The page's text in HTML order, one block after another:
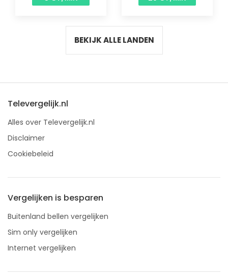
BEKIJK ALLE LANDEN
Televergelijk.nl
Alles over Televergelijk.nl
Disclaimer
Cookiebeleid
Vergelijken is besparen
Buitenland bellen vergelijken
Sim only vergelijken
Internet vergelijken